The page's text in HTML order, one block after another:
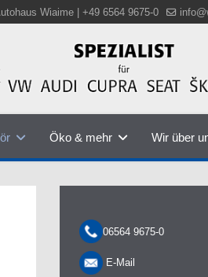
Wiaime | +49 6564 9675-0
Öko & mehr Wir über
06564 9675-0
E-Mail